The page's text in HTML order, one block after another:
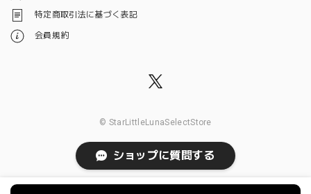
特定商取引法に基づく表記
会員規約
© StarLittleLunaSelectStore
ショップに質問する